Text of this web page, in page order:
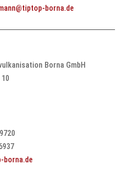
borna.de
Borna GmbH
borna.de